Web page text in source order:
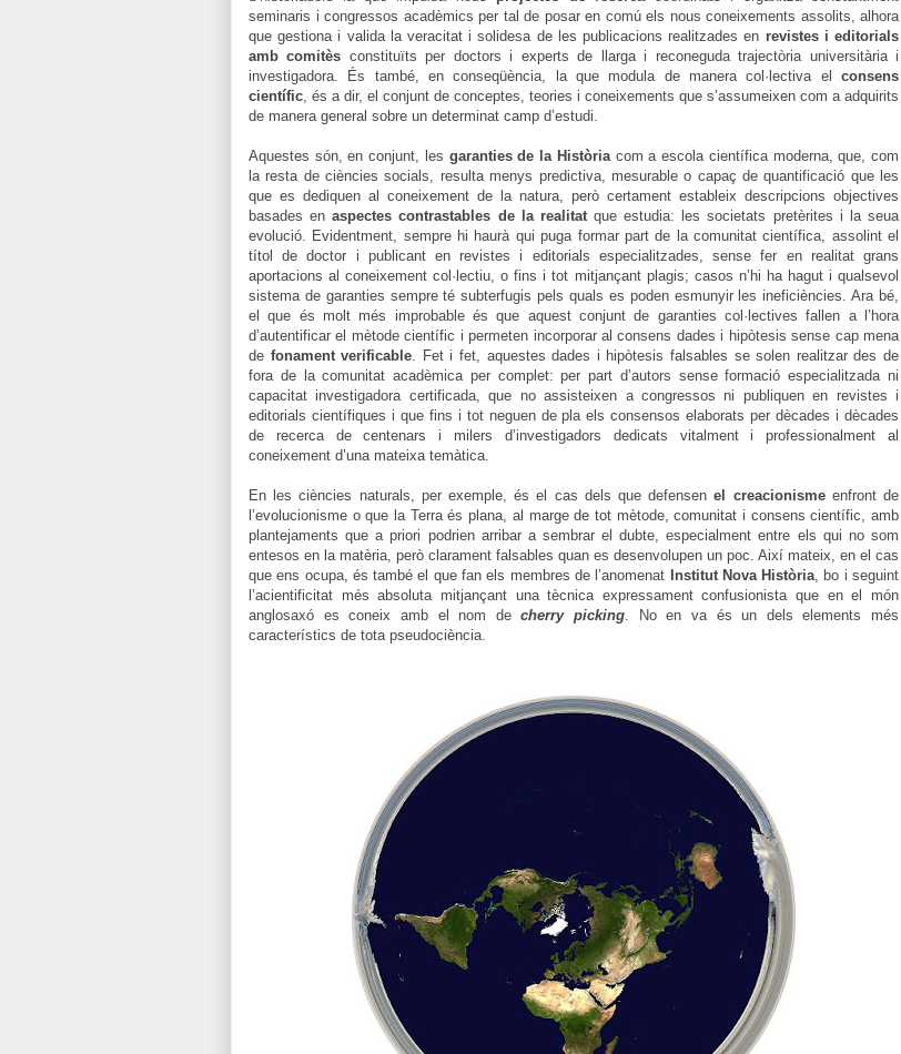
seminaris i congressos acadèmics per tal de posar en comú els nous coneixements assolits, alhora
que gestiona i valida la veracitat i solidesa de les publicacions realitzades en revistes i editorials
amb comitès constituïts per doctors i experts de llarga i reconeguda trajectòria universitària i
investigadora. És també, en conseqüència, la que modula de manera col·lectiva el consens
científic, és a dir, el conjunt de conceptes, teories i coneixements que s’assumeixen com a adquirits
de manera general sobre un determinat camp d’estudi.
Aquestes són, en conjunt, les garanties de la Històriacom a escola científica moderna, que, com
la resta de ciències socials, resulta menys predictiva, mesurable o capaç de quantificació que les
que es dediquen al coneixement de la natura, però certament estableix descripcions objectives
basades enaspectes contrastables de la realitatque estudia: les societats pretèrites i la seua
evolució. Evidentment, sempre hi haurà qui puga formar part de la comunitat científica, assolint el
títol de doctor i publicant en revistes i editorials especialitzades, sense fer en realitat grans
aportacions al coneixement col·lectiu, o fins i tot mitjançant plagis; casos n’hi ha hagut i qualsevol
sistema de garanties sempre té subterfugis pels quals es poden esmunyir les ineficiències. Ara bé,
el que és molt més improbable és que aquest conjunt de garanties col·lectives fallen a l’hora
d’autentificar el mètode científic i permeten incorporar al consens dades i hipòtesis sense cap mena
de fonament verificable. Fet i fet, aquestes dades i hipòtesis falsables se solen realitzar des de
fora de la comunitat acadèmica per complet: per part d’autors sense formació especialitzada ni
capacitat investigadora certificada, que no assisteixen a congressos ni publiquen en revistes i
editorials científiques i que fins i tot neguen de pla els consensos elaborats per dècades i dècades
de recerca de centenars i milers d’investigadors dedicats vitalment i professionalment al
coneixement d’una mateixa temàtica.
En les ciències naturals, per exemple, és el cas dels que defensenel creacionismeenfront de
l’evolucionisme o que la Terra és plana, al marge de tot mètode, comunitat i consens científic, amb
plantejaments que a priori podrien arribar a sembrar el dubte, especialment entre els qui no som
entesos en la matèria, però clarament falsables quan es desenvolupen un poc. Així mateix, en el cas
que ens ocupa, és també el que fan els membres de l’anomenat
Institut Nova Història, bo i seguint
l’acientificitat més absoluta mitjançant una tècnica expressament confusionista que en el món
anglosaxó es coneix amb el nom decherry picking. No en va és un dels elements més
característics de tota pseudociència.